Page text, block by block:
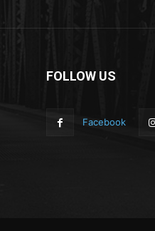
FOLLOW US
Facebook